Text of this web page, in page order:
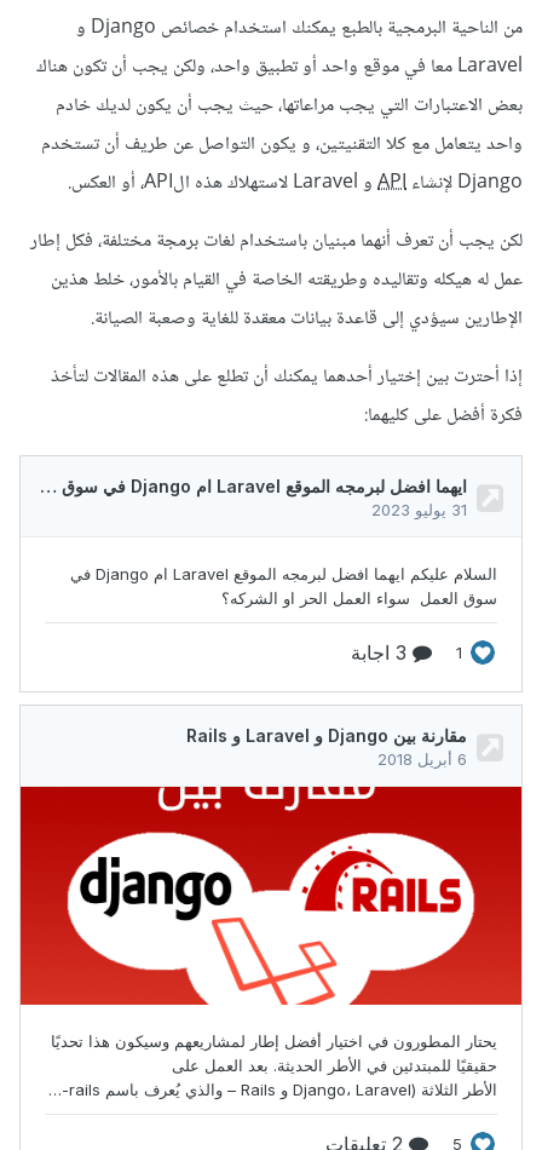
من الناحية البرمجية بالطبع يمكنك استخدام خصائص Django و
Laravel معا في موقع واحد أو تطبيق واحد، ولكن يجب أن تكون هناك
بعض الاعتبارات التي يجب مراعاتها، حيث يجب أن يكون لديك خادم
واحد يتعامل مع كلا التقنيتين، و يكون التواصل عن طريف أن تستخدم
Django لإنشاء
APIو Laravel لاستهلاك هذه الAPI، أو العكس.
لكن يجب أن تعرف أنهما مبنيان باستخدام لغات برمجة مختلفة، فكل إطار
عمل له هيكله وتقاليده وطريقته الخاصة في القيام بالأمور، خلط هذين
الإطارين سيؤدي إلى قاعدة بيانات معقدة للغاية وصعبة الصيانة.
إذا أحترت بين إختيار أحدهما يمكنك أن تطلع على هذه المقالات لتأخذ
فكرة أفضل على كليهما: